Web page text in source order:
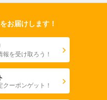
をお届けします！
を受け取ろう！
ーポンゲット！